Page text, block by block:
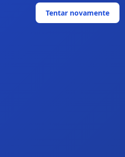
Tentar novamente